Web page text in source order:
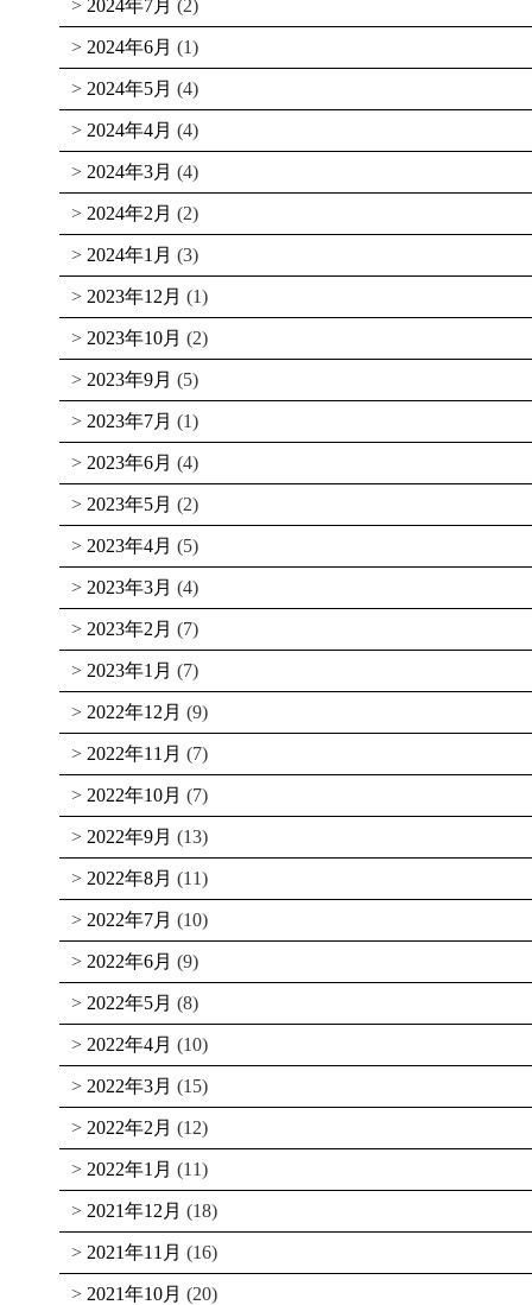
2024年7月 (2)
2024年6月 (1)
2024年5月 (4)
2024年4月 (4)
2024年3月 (4)
2024年2月 (2)
2024年1月 (3)
2023年12月 (1)
2023年10月 (2)
2023年9月 (5)
2023年7月 (1)
2023年6月 (4)
2023年5月 (2)
2023年4月 (5)
2023年3月 (4)
2023年2月 (7)
2023年1月 (7)
2022年12月 (9)
2022年11月 (7)
2022年10月 (7)
2022年9月 (13)
2022年8月 (11)
2022年7月 (10)
2022年6月 (9)
2022年5月 (8)
2022年4月 (10)
2022年3月 (15)
2022年2月 (12)
2022年1月 (11)
2021年12月 (18)
2021年11月 (16)
2021年10月 (20)